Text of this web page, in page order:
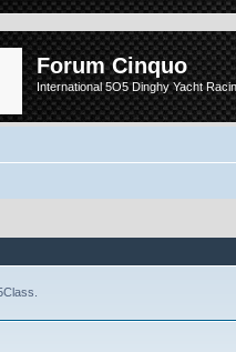
Forum Cinquo
International 5O5 Dinghy Yacht